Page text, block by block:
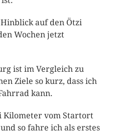
auf den Ötzi
Wochen jetzt
ist im Vergleich zu
Ziele so kurz, dass ich
kann.
Kilometer vom Startort
so fahre ich als erstes